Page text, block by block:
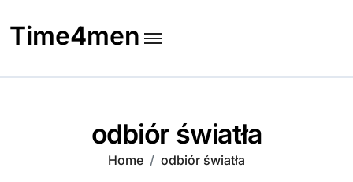
to
content
Time4men
odbiór światła
Home odbiór światła